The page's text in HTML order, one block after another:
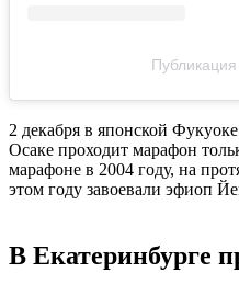
2 декабря в японской Фукуоке
Осаке проходит марафон
марафоне в 2004 году, на
этом году завоевали эфиоп
В Екатеринбурге